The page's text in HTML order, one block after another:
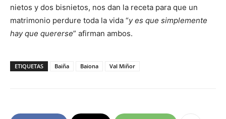
nietos y dos bisnietos, nos dan la receta para que un
matrimonio perdure toda la vida “y es que simplemente
hay que quererse” afirman ambos.
ETIQUETAS Baiña Baiona Val Miñor